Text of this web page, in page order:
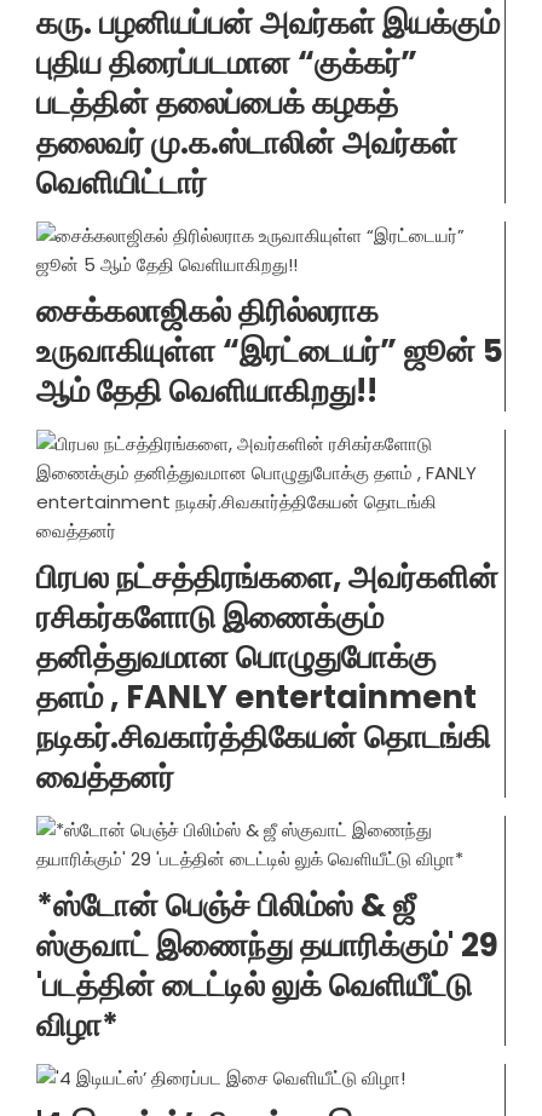
கரு. பழனியப்பன் அவர்கள் இயக்கும்
புதிய திரைப்படமான “குக்கர்”
படத்தின் தலைப்பைக் கழகத்
தலைவர் மு.க.ஸ்டாலின் அவர்கள்
வெளியிட்டார்
சைக்கலாஜிகல் திரில்லராக
உருவாகியுள்ள “இரட்டையர்” ஜூன் 5
ஆம் தேதி வெளியாகிறது!!
பிரபல நட்சத்திரங்களை, அவர்களின்
ரசிகர்களோடு இணைக்கும்
தனித்துவமான பொழுதுபோக்கு
தளம் , FANLY entertainment
நடிகர்.சிவகார்த்திகேயன் தொடங்கி
வைத்தனர்
*ஸ்டோன் பெஞ்ச் பிலிம்ஸ் & ஜீ
ஸ்குவாட் இணைந்து தயாரிக்கும்' 29
'படத்தின் டைட்டில் லுக் வெளியீட்டு
விழா*